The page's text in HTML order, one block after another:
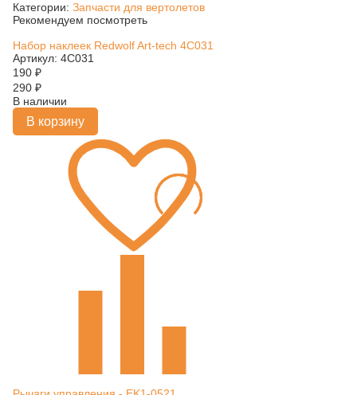
Категории: Запчасти для вертолетов
Рекомендуем посмотреть
Набор наклеек Redwolf Art-tech 4C031
Артикул: 4C031
190 ₽
290 ₽
В наличии
В корзину